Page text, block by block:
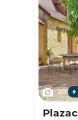
20
Plazac